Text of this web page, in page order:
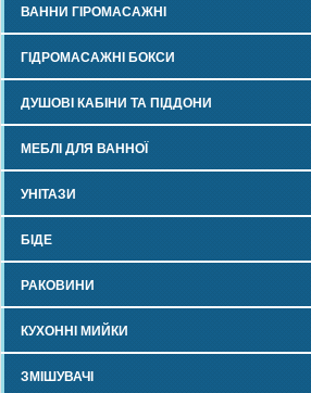
ВАННИ ГІРОМАСАЖНІ
ГІДРОМАСАЖНІ БОКСИ
ДУШОВІ КАБІНИ ТА ПІДДОНИ
МЕБЛІ ДЛЯ ВАННОЇ
УНІТАЗИ
БІДЕ
РАКОВИНИ
КУХОННІ МИЙКИ
ЗМІШУВАЧІ